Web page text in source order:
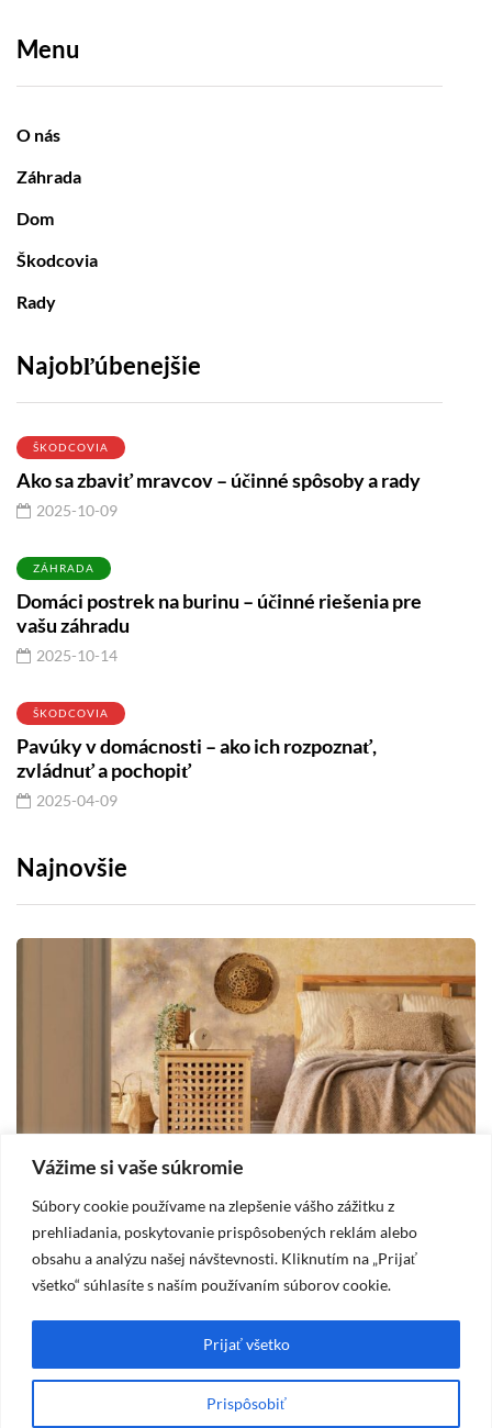
Vážime si vaše súkromie
Súbory cookie používame na zlepšenie vášho zážitku z
prehliadania, poskytovanie prispôsobených reklám alebo
obsahu a analýzu našej návštevnosti. Kliknutím na „Prijať
všetko“ súhlasíte s naším používaním súborov cookie.
Prispôsobiť
Prijať všetko
Menu
O nás
Záhrada
Dom
Škodcovia
Rady
Najobľúbenejšie
ŠKODCOVIA
Ako sa zbaviť mravcov – účinné spôsoby a rady
2025-10-09
ZÁHRADA
Domáci postrek na burinu – účinné riešenia pre
vašu záhradu
2025-10-14
ŠKODCOVIA
Pavúky v domácnosti – ako ich rozpoznať,
zvládnuť a pochopiť
2025-04-09
Najnovšie
DOM
2025-10-19
Vidiecka spálňa – štýl, ktorý prináša pokoj